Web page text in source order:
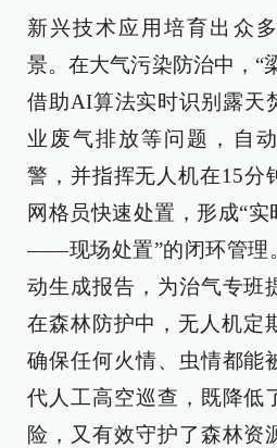
新兴技术应用培育出众
景。在大气污染防治中，“
借助AI算法实时识别露天
业废气排放等问题，自
警，并指挥无人机在15分
网格员快速处置，形成“
——现场处置”的闭环管理
动生成报告，为治气专班
在森林防护中，无人机定
确保任何火情、虫情都能
代人工高空巡查，既降低
险，又有效守护了森林资